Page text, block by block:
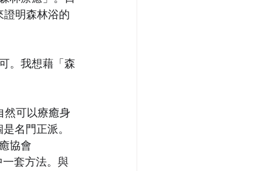
明森林浴的
。我想藉「森
可以療癒身
名門正派。
協會
套方法。與